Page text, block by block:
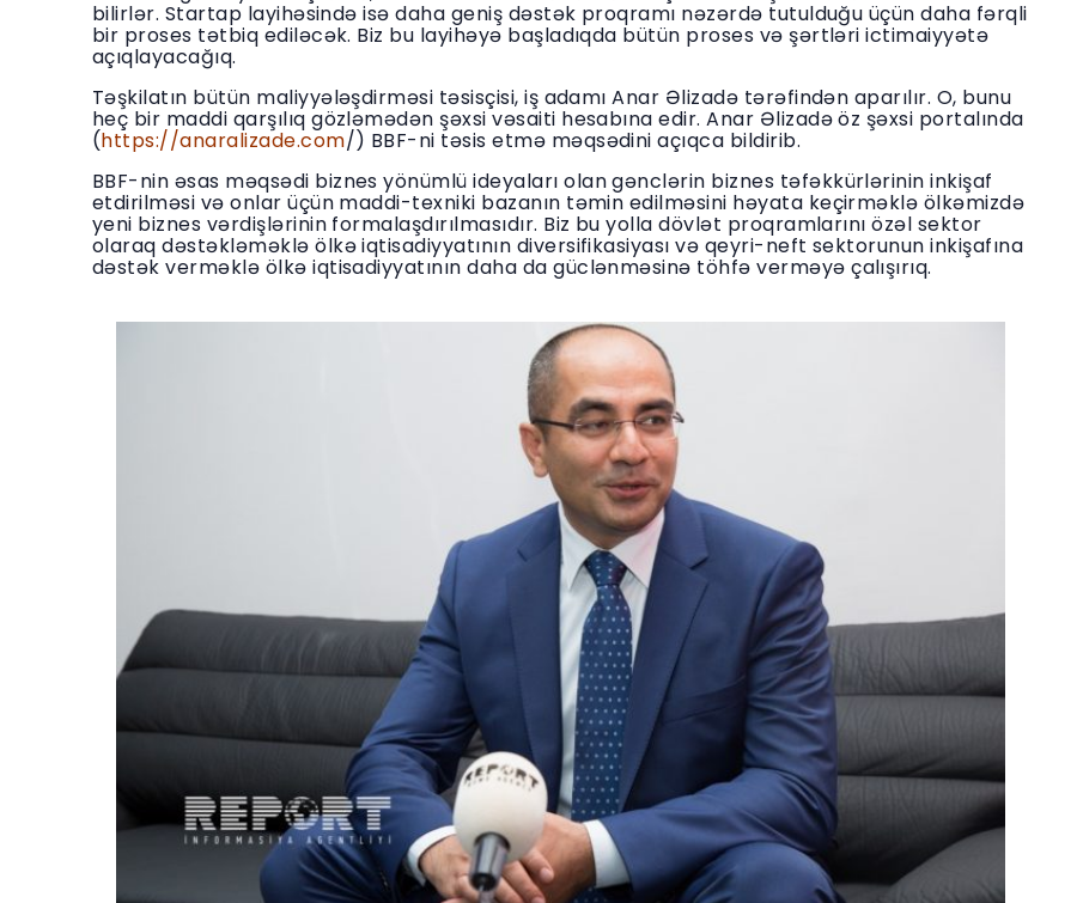
bilirlər. Startap layihəsində isə daha geniş dəstək proqramı nəzərdə tutulduğu üçün daha fərqli
bir proses tətbiq ediləcək. Biz bu layihəyə başladıqda bütün proses və şərtləri ictimaiyyətə
açıqlayacağıq.
Təşkilatın bütün maliyyələşdirməsi təsisçisi, iş adamı Anar Əlizadə tərəfindən aparılır. O, bunu
heç bir maddi qarşılıq gözləmədən şəxsi vəsaiti hesabına edir. Anar Əlizadə öz şəxsi portalında
(https://anaralizade.com/) BBF-ni təsis etmə məqsədini açıqca bildirib.
BBF-nin əsas məqsədi biznes yönümlü ideyaları olan gənclərin biznes təfəkkürlərinin inkişaf
etdirilməsi və onlar üçün maddi-texniki bazanın təmin edilməsini həyata keçirməklə ölkəmizdə
yeni biznes vərdişlərinin formalaşdırılmasıdır. Biz bu yolla dövlət proqramlarını özəl sektor
olaraq dəstəkləməklə ölkə iqtisadiyyatının diversifikasiyası və qeyri-neft sektorunun inkişafına
dəstək verməklə ölkə iqtisadiyyatının daha da güclənməsinə töhfə verməyə çalışırıq.